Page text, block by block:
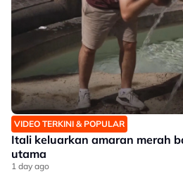
VIDEO TERKINI & POPULAR
Itali keluarkan amaran merah
utama
1 day ago